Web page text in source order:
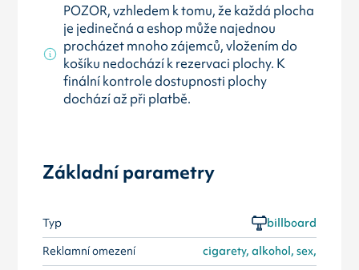
POZOR, vzhledem k tomu, že každá plocha
je jedinečná a eshop může najednou
procházet mnoho zájemců, vložením do
košíku nedochází k rezervaci plochy. K
finální kontrole dostupnosti plochy
dochází až při platbě.
Základní parametry
Typ
billboard
Reklamní omezení
cigarety, alkohol, sex,